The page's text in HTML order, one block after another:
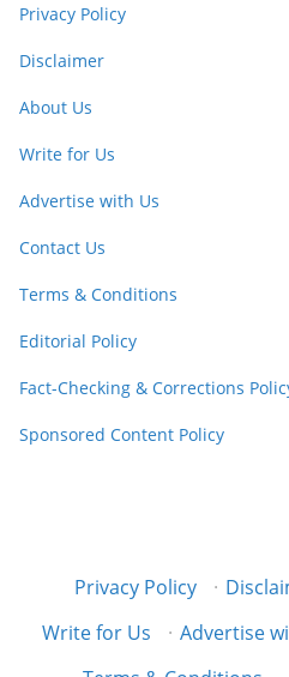
Privacy Policy
Disclaimer
About Us
Write for Us
Advertise with Us
Contact Us
Terms & Conditions
Editorial Policy
Fact-Checking & Corrections
Sponsored Content Policy
Privacy Policy ·
Write for Us
· Advertise